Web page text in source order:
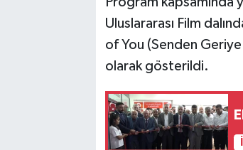
Uluslararası Film
of You (Senden
olarak gösterildi.